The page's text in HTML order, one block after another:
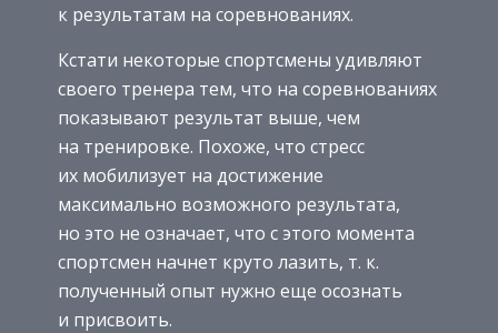
к результатам на соревнованиях.
Кстати некоторые спортсмены удивляют
своего тренера тем, что на соревнованиях
показывают результат выше, чем
на тренировке. Похоже, что стресс
их мобилизует на достижение
максимально возможного результата,
но это не означает, что с этого момента
спортсмен начнет круто лазить, т. к.
полученный опыт нужно еще осознать
и присвоить.